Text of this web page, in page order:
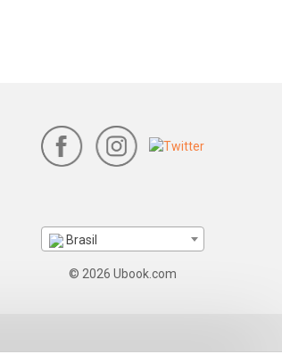
Brasil
© 2026 Ubook.com